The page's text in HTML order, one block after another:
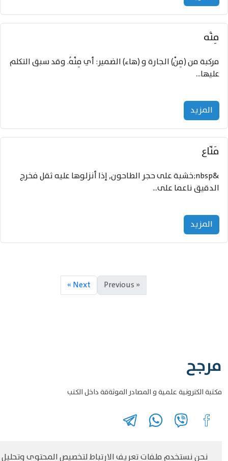
مِنُّه
مركبة من (مِنْ) الجارة و (هاء) الضمير: أي مِنْهُ. وقد سبق التكلم
عليها...
المزید
مَنّاع
&nbsp;خشبة على حجر الطاحون, إذا أنزلوها عليه ثقل فخرج
الدقيق ناعما على...
المزید
Next »
مرجح
مكتبة الكترونية علمية و المصادر الموثةقة داخل الكتب
حقوق الطبع والنشر مرجح جميع الحقوق محفوظةسياسة و الخصوصية
نحن نستخدم ملفات تعريف الارتباط لتخصيص المحتوى وتحليل